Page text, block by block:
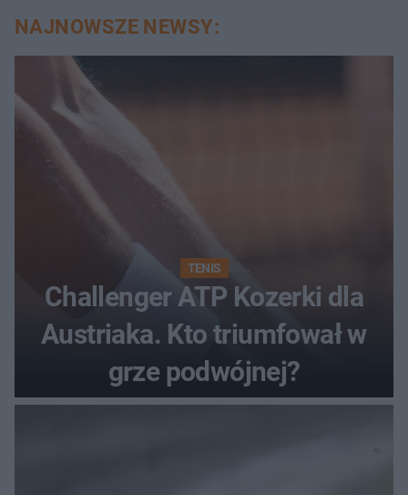
NAJNOWSZE NEWSY:
TENIS
Challenger ATP Kozerki dla
Austriaka. Kto triumfował w
grze podwójnej?